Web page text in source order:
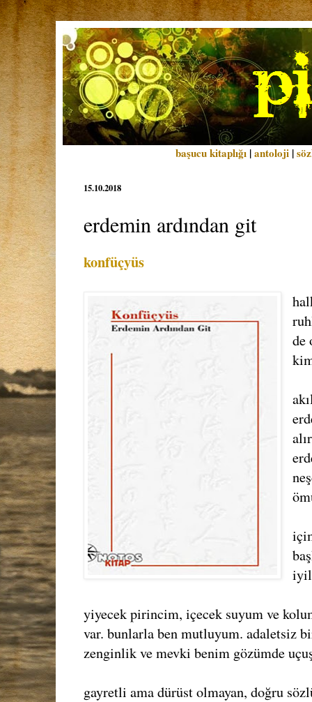
başucu kitaplığı |antoloji |
15.10.2018
erdemin ardından git
konfüçyüs
de
yiyecek pirincim, içecek suyum ve
var. bunlarla ben mutluyum. adaletsiz
zenginlik ve mevki benim gözümde
gayretli ama dürüst olmayan, doğru